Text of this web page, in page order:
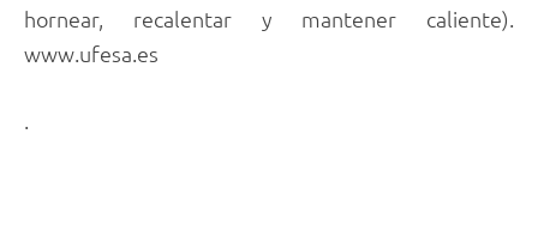
hornear, recalentar y mantener caliente).
www.ufesa.es
.